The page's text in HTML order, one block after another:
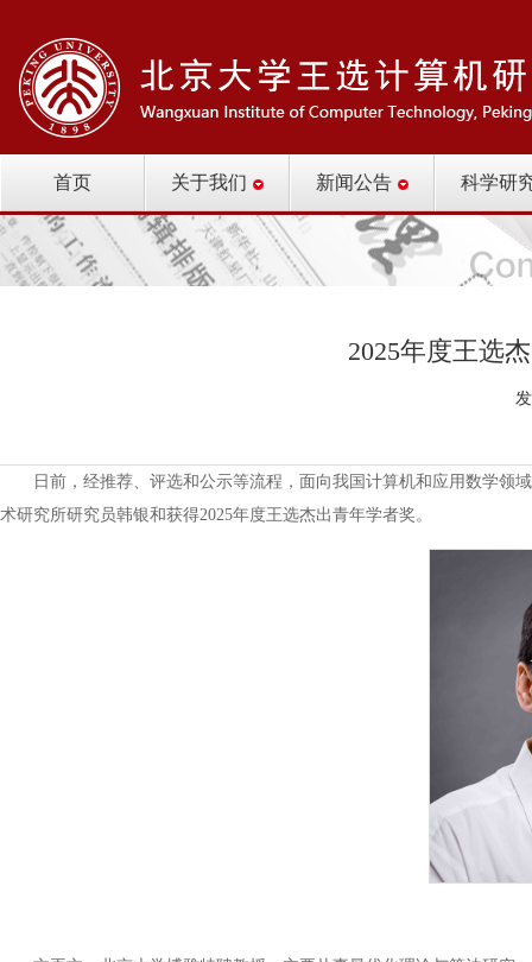
首页 关于我们 新闻公告 科学研
2025年度王选
日前，经推荐、评选和公示等流程，面向我国计算机和应用数学领
术研究所研究员韩银和获得2025年度王选杰出青年学者奖。